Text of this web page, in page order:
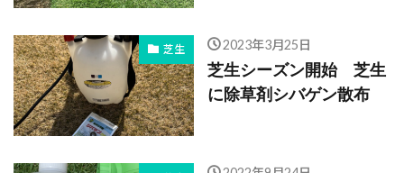
芝生 2023年3月25日
芝生シーズン開始 芝生
に除草剤シバゲン散布